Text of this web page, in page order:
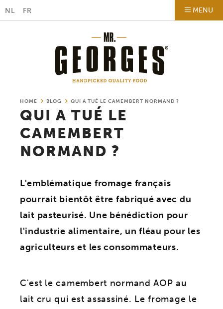
NL FR MENU
HOME BLOG QUI A TUÉ LE CAMEMBERT NORMAND ?
QUI A TUÉ LE
CAMEMBERT
NORMAND ?
L'emblématique fromage français
pourrait bientôt être fabriqué avec du
lait pasteurisé. Une bénédiction pour
l'industrie alimentaire, un fléau pour les
agriculteurs et les consommateurs.
C'est le camembert normand AOP au
lait cru qui est assassiné. Le fromage le